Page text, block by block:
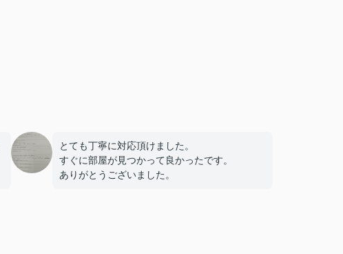
とても丁寧に対応頂けました。
すぐに部屋が見つかって良かったです。
ありがとうございました。